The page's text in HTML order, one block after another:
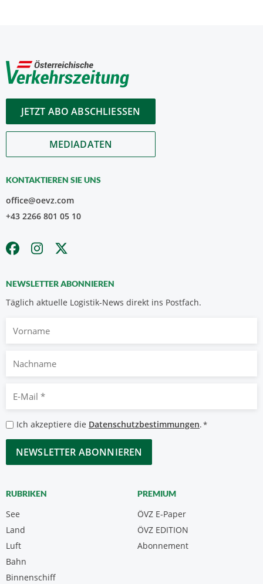
JETZT ABO ABSCHLIESSEN
MEDIADATEN
KONTAKTIEREN SIE UNS
office@oevz.com
+43 2266 801 05 10
NEWSLETTER ABONNIEREN
Täglich aktuelle Logistik-News direkt ins Postfach.
Nachname
Mail
*
Datenschutzbestimmungen
*
Ich akzeptiere die Datenschutzbestimmungen.*
CAPTCHA
RUBRIKEN
See
Land
Luft
Bahn
Binnenschiff
PREMIUM
ÖVZ E-Paper
Abonnement
ÖVZ EDITION